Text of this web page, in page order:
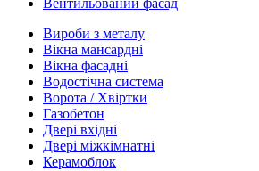
Вентильований фасад
Вироби з металу
Вікна мансардні
Вікна фасадні
Водостічна система
Ворота / Хвіртки
Газобетон
Двері вхідні
Двері міжкімнатні
Керамоблок